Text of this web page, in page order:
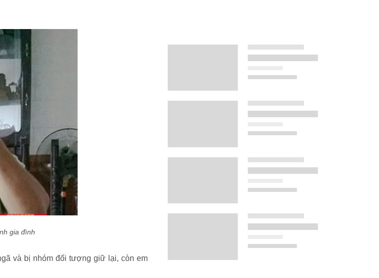
gia đình
và bị nhóm đối tượng giữ lại, còn em